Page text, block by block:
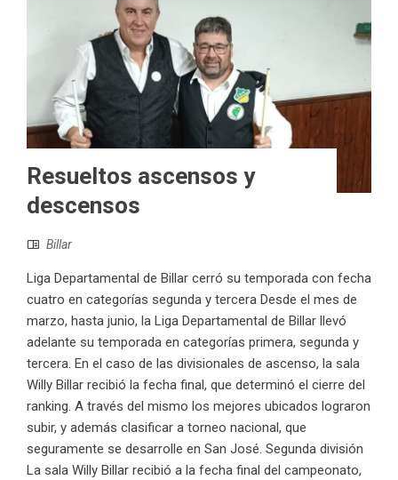
Resueltos ascensos y
descensos
Billar
Liga Departamental de Billar cerró su temporada con fecha
cuatro en categorías segunda y tercera Desde el mes de
marzo, hasta junio, la Liga Departamental de Billar llevó
adelante su temporada en categorías primera, segunda y
tercera. En el caso de las divisionales de ascenso, la sala
Willy Billar recibió la fecha final, que determinó el cierre del
ranking. A través del mismo los mejores ubicados lograron
subir, y además clasificar a torneo nacional, que
seguramente se desarrolle en San José. Segunda división
La sala Willy Billar recibió a la fecha final del campeonato,